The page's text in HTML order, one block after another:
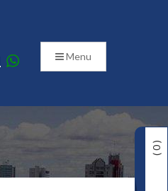
Menu
(
0
)